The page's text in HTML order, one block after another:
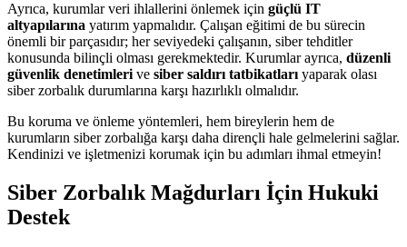
Ayrıca, kurumlar veri ihlallerini önlemek için güçlü IT
altyapılarına yatırım yapmalıdır. Çalışan eğitimi de bu sürecin
önemli bir parçasıdır; her seviyedeki çalışanın, siber tehditler
konusunda bilinçli olması gerekmektedir. Kurumlar ayrıca, düzenli
güvenlik denetimleri ve siber saldırı tatbikatları yaparak olası
siber zorbalık durumlarına karşı hazırlıklı olmalıdır.
Bu koruma ve önleme yöntemleri, hem bireylerin hem de
kurumların siber zorbalığa karşı daha dirençli hale gelmelerini sağlar.
Kendinizi ve işletmenizi korumak için bu adımları ihmal etmeyin!
Siber Zorbalık Mağdurları İçin Hukuki
Destek